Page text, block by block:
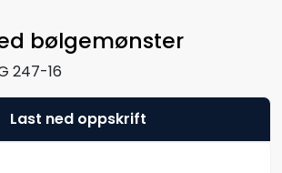
bølgemønster
247-16
Last ned oppskrift